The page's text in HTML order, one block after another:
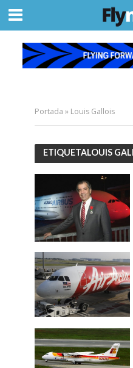
Portada » Louis Gallois
ETIQUETALOUIS